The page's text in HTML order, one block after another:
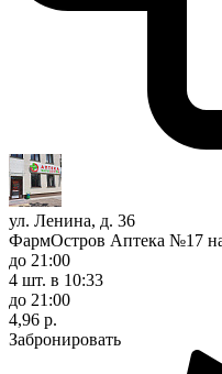
ул. Ленина, д. 36
ФармОстров Аптека №17
до 21:00
4 шт. в 10:33
до 21:00
4,96 р.
Забронировать